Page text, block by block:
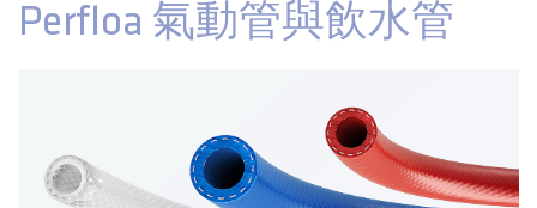
Perfloa 氣動管與飲水管